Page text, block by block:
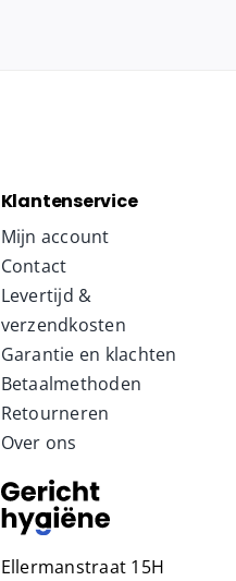
Klantenservice
Mijn account
Contact
Levertijd &
verzendkosten
Garantie en klachten
Betaalmethoden
Retourneren
Over ons
Ellermanstraat 15H